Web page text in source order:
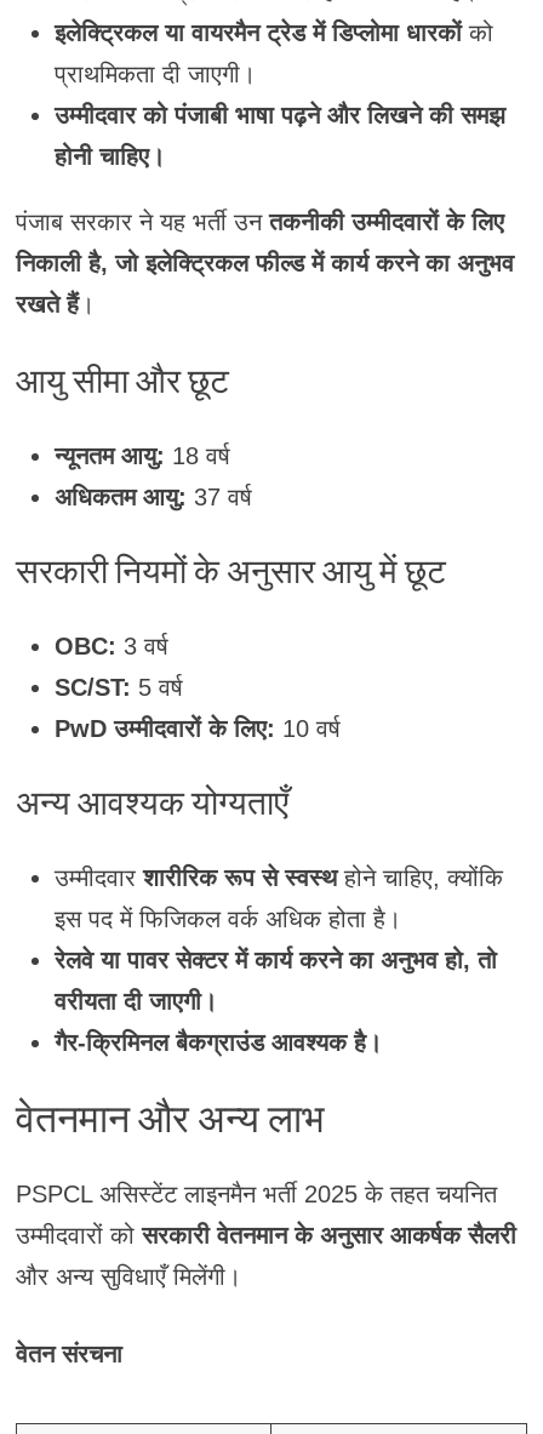
इलेक्ट्रिकल या वायरमैन ट्रेड में डिप्लोमा धारकोंको
प्राथमिकता दी जाएगी।
उम्मीदवार को पंजाबी भाषा पढ़ने और लिखने की समझ
होनी चाहिए।
पंजाब सरकार ने यह भर्ती उनतकनीकी उम्मीदवारों के लिए
निकाली है, जो इलेक्ट्रिकल फील्ड में कार्य करने का अनुभव
रखते हैं।
आयु सीमा और छूट
न्यूनतम आयु: 18 वर्ष
अधिकतम आयु: 37 वर्ष
सरकारी नियमों के अनुसार आयु में छूट
OBC: 3 वर्ष
SC/ST: 5 वर्ष
PwD उम्मीदवारों के लिए: 10 वर्ष
अन्य आवश्यक योग्यताएँ
उम्मीदवारशारीरिक रूप से स्वस्थहोने चाहिए, क्योंकि
इस पद में फिजिकल वर्क अधिक होता है।
रेलवे या पावर सेक्टर में कार्य करने का अनुभव हो, तो
वरीयता दी जाएगी।
गैर-क्रिमिनल बैकग्राउंड आवश्यक है।
वेतनमान और अन्य लाभ
PSPCL असिस्टेंट लाइनमैन भर्ती 2025 के तहत चयनित
उम्मीदवारों कोसरकारी वेतनमान के अनुसार आकर्षक सैलरी
और अन्य सुविधाएँ मिलेंगी।
वेतन संरचना